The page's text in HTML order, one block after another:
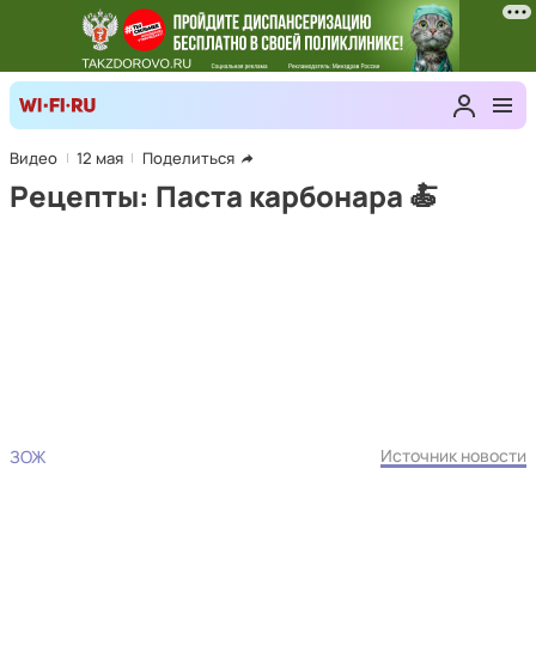
Видео 12 мая Поделиться
Рецепты: Паста карбонара 🍝
ЗОЖ Источник новости